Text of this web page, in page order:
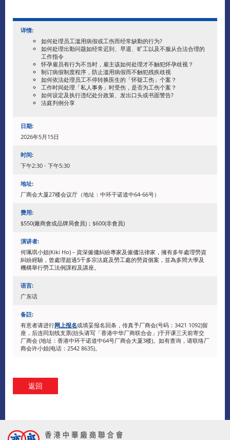
详情:
如何处理员工滥用病假或工伤而经常缺勤的行为?
如何处理出勤问题如经常迟到、早退、旷工以及不服从合法合理的
工作指令
怀孕雇员有行为不当时，雇主该如何处理才不触犯怀孕歧视？
制订病假制度程序，防止滥用病假而不触犯残疾歧视
如何依法处理员工不停转换医生的「怀疑工伤」个案？
工作时间处理「私人事务」时受伤，是否为工伤个案？
如何设定及执行违纪处分政策、发出口头或书面警告?
法庭判例分享
日期:
2026年5月15日
时间:
下午2:30 - 下午5:30
地址:
厂商会大厦27楼会议厅（地址：中环干诺道中64-66号）
费用:
$550(廠商會或品牌局會員)；$600(非會員)
演讲者:
何珮琪小姐(Kiki Ho)－資深僱傭糾紛專家及僱傭法律家，擁有多年處理勞資
糾紛經驗，曾處理超過5千多宗法庭及勞工處的勞資個案，並為多間大學及
機構舉行勞工法例課程及講座。
语言:
广东话
备註:
有意者请进行网上报名或填妥报名回条，传真予厂商会(号码：3421 1092)留
座，后连同划线支票(抬头请写「香港中华厂商联合会」)于开课三天前寄交
厂商会 (地址：香港中环干诺道中64号厂商会大厦3楼)。如有查询，请联络厂
商会许小姐(电话：2542 8635)。
返回